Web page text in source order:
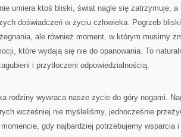
umiera ktoś bliski, świat nagle się zatrzymuje,
doświadczeń w życiu człowieka. Pogrzeb
ale również moment, w którym musimy
które wydają się nie do opanowania. To
i przytłoczeni odpowiedzialnością.
rodziny wywraca nasze życie do góry nogami.
wcześniej nie myśleliśmy, jednocześnie
gdy najbardziej potrzebujemy wsparcia